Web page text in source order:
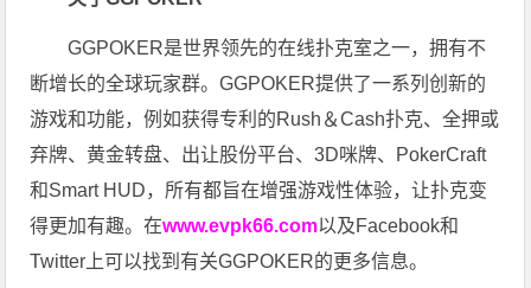
GGPOKER是世界领先的在线扑克室之一，拥有不
断增长的全球玩家群。GGPOKER提供了一系列创新的
游戏和功能，例如获得专利的Rush＆Cash扑克、全押或
弃牌、黄金转盘、出让股份平台、3D咪牌、PokerCraft
和Smart HUD，所有都旨在增强游戏性体验，让扑克变
得更加有趣。在www.evpk66.com以及Facebook和
Twitter上可以找到有关GGPOKER的更多信息。